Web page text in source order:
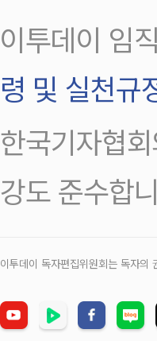
이투데이 임
령 및 실천규
한국기자협
강도 준수합
이투데이 독자편집위원회는 독자의